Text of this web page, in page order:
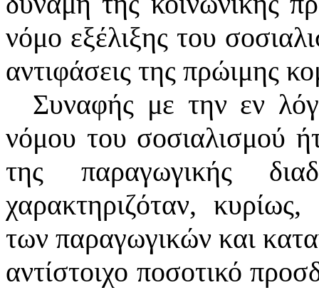
νόμο εξέλιξης του
αντιφάσεις της πρώιμης
Συναφής με την εν
νόμου του σοσιαλισμού
της παραγωγικής
χαρακτηριζόταν,
των παραγωγικών και
αντίστοιχο ποσοτικό